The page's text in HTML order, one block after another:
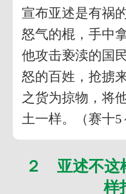
宣布亚述是有祸
怒气的棍，手中
他攻击亵渎的国
怒的百姓，抢掳
之货为掠物，将
土一样。（赛十5
２ 亚述不这
样